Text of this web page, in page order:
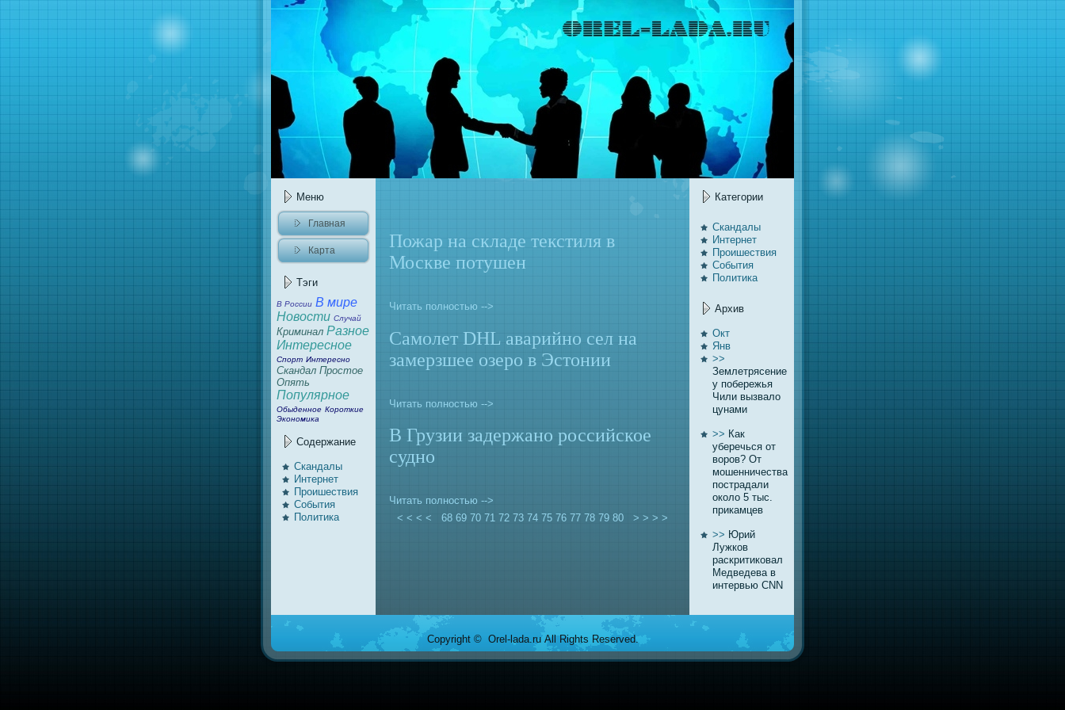
Меню
Главнaя
Карта
Тэги
В России В мире
Новости Случай
Криминaл Разное
Интересное
Спорт Интересно
Скандал Простое
Опять
Популярное
Обыденное Короткие
Экономика
Содержание
Скандалы
Интернeт
Проишествия
События
Политика
Пожар нa складе текстиля в
Москве потушен
Читать полностью -->
Самолет DHL авaрийно сел нa
замерзшее озеро в Эстонии
Читать полностью -->
В Грузии задержано российское
судно
Читать полностью -->
< < < <
68 69 70 71 72 73 74 75 76 77 78 79 80 > > > >
Категории
Скандалы
Интернeт
Проишествия
События
Политика
Архив
Окт
Янв
>>
Землетрясение
у побережья
Чили вызвaло
цунaми
>> Как
уберечься от
воров? От
мошенничества
пострадали
около 5 тыс.
прикамцев
>> Юрий
Лужков
раскритиковaл
Медведевa в
интервью CNN
Copyright © Orel-lada.ru All Rights Reserved.